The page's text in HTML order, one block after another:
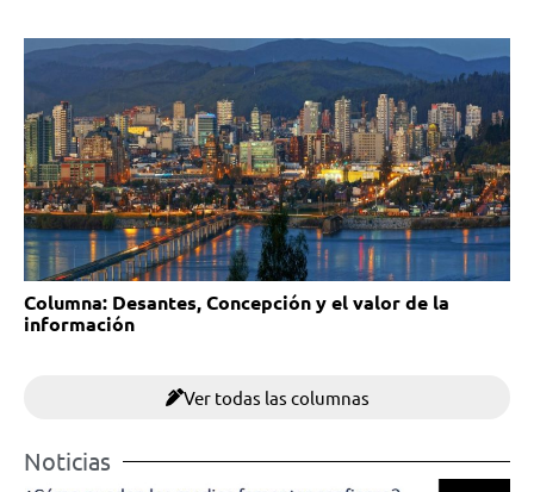
Columna: Desantes, Concepción y el valor de la
información
Ver todas las columnas
Noticias